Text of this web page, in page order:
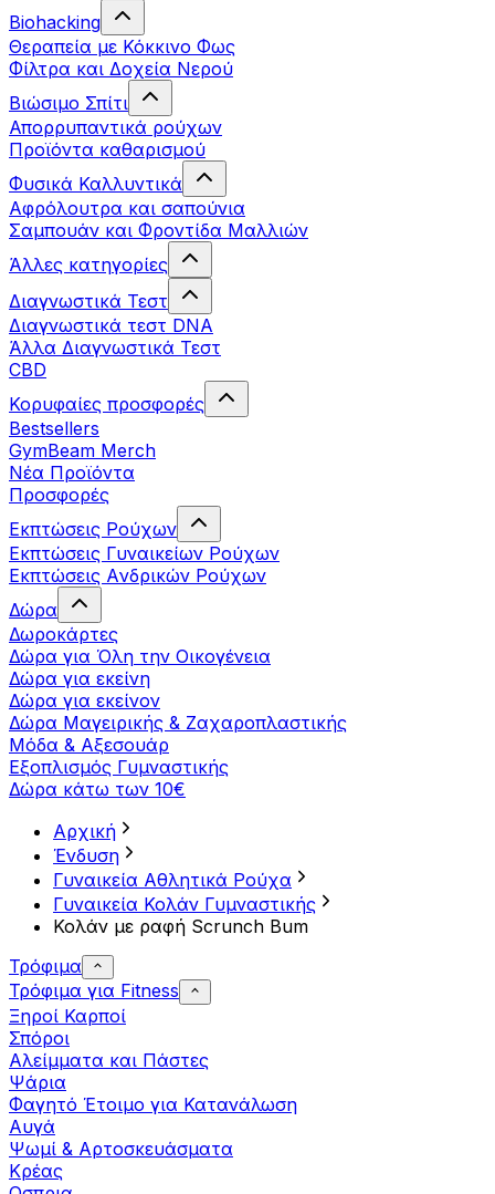
Biohacking
Θεραπεία με Κόκκινο Φως
Φίλτρα και Δοχεία Νερού
Βιώσιμο Σπίτι
Απορρυπαντικά ρούχων
Προϊόντα καθαρισμού
Φυσικά Καλλυντικά
Αφρόλουτρα και σαπούνια
Σαμπουάν και Φροντίδα Μαλλιών
Άλλες κατηγορίες
Διαγνωστικά Τεστ
Διαγνωστικά τεστ DNA
Άλλα Διαγνωστικά Τεστ
CBD
Κορυφαίες προσφορές
Bestsellers
GymBeam Merch
Νέα Προϊόντα
Προσφορές
Εκπτώσεις Ρούχων
Εκπτώσεις Γυναικείων Ρούχων
Εκπτώσεις Aνδρικών Ρούχων
Δώρα
Δωροκάρτες
Δώρα για Όλη την Οικογένεια
Δώρα για εκείνη
Δώρα για εκείνον
Δώρα Μαγειρικής & Ζαχαροπλαστικής
Μόδα & Αξεσουάρ
Εξοπλισμός Γυμναστικής
Δώρα κάτω των 10€
Αρχική
Ένδυση
Γυναικεία Αθλητικά Ρούχα
Γυναικεία Κολάν Γυμναστικής
Κολάν με ραφή Scrunch Bum
Τρόφιμα
Τρόφιμα για Fitness
Ξηροί Καρποί
Σπόροι
Αλείμματα και Πάστες
Ψάρια
Φαγητό Έτοιμο για Κατανάλωση
Αυγά
Ψωμί & Αρτοσκευάσματα
Κρέας